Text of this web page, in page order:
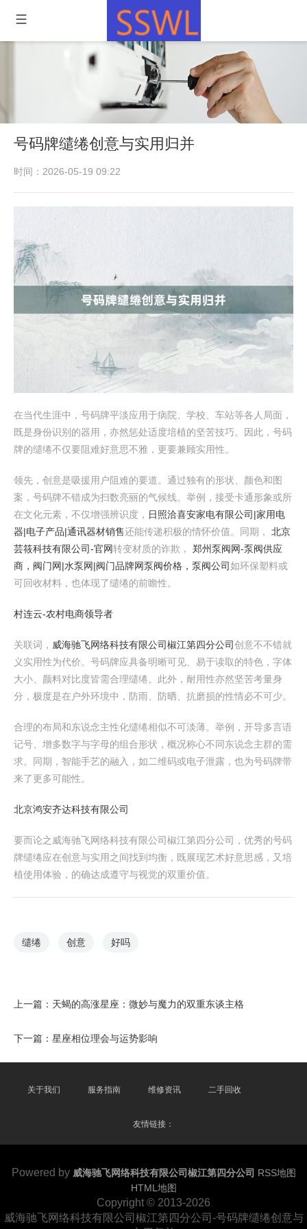
号码牌缱绻创意与实用归并
时间：2026-05-19 09:22
在当代生涯中，号码牌平淡应用于病院、学校、车站等各人局面，
既是身份识别的器用，亦然惩处适度培植的坚苦技巧。因此，号码
牌的缱绻不仅要阻难好意思不雅，更要兼顾实用性。
领先，创意是吸援用户阻难的要道。通过独有的形状、颜色和图
案，号码牌不错成为扫数亮丽的气候线。举例，接受卡通形象或所
在文化元素，不仅增强辨识度， 日照洽喜安家电有限公司|家用电
器|电子产品|通讯器材销售还能传递积极的情怀价值。同期， 北京
芸筱科技有限公司-官网转变材质的诈欺， 郑州泵阀网-泵阀供应
商，阀门网|水泵网|阀门品牌网泵阀价格，泵阀公司如环保塑料或
可回收材料，也体现了缱绻的前瞻性。
村连云-农村电商领导者
关联词， 威海驰飞网络科技有限公司椒江第四分公司创意不不错就
义实用性为代价。号码牌应具备明晰可见、易于读取的特色，字体
大小、颜料对比度皆需合理缱绻。此外，耐用性亦然坚苦考量身
分，极度是在户外环境中，防雨、防晒、抗磨损的性情必不可少。
合理的布局和东说念主性化缱绻相似不可淡薄。举例，开导多言语
记号、增多数字与字母的组合形状，概况称心不同东说念主群的需
求。同期，智能手艺的融入，如二维码或电子泄露，也为号码牌带
来了更多可能性。
北京鸿安齐达科技有限公司
要而论之威海驰飞网络科技有限公司椒江第四分公司，优秀的号码
牌缱绻应在创意与实用之间找到均衡，既展现艺术好意思感，又培
植使用体验，的确达成遵守与视觉的双重价值。
缱绻 创意 好吗
上一篇： 天蝎的高涨星座：微妙与魔力的双重东谈主格
下一篇： 星座相位理会与运势影响
关于我们 服务指南 维修资讯 二手回收
友情链接：
Powered by 威海驰飞网络科技有限公司椒江第四分公司 RSS地图
HTML地图
Copyright © 2013-2026
威海驰飞网络科技有限公司椒江第四分公司-号码牌缱绻创意与